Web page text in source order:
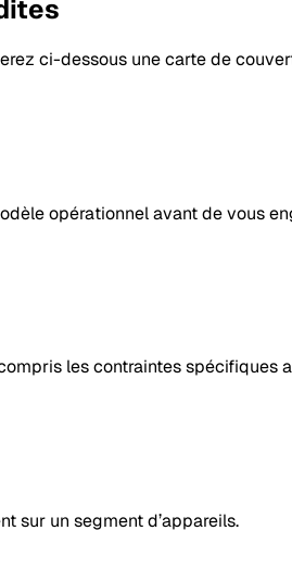
ci-dessous une carte de
opérationnel avant de vous
les contraintes spécifiques
sur un segment d’appareils.